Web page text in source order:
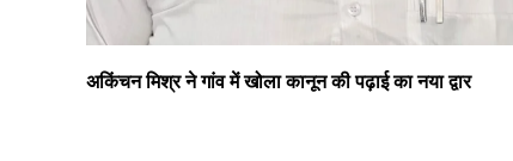
अकिंचन मिश्र ने गांव में खोला कानून की पढ़ाई का नया द्वार